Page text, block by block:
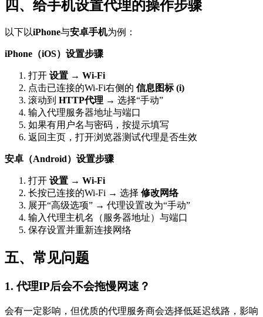
四、给手机设置代理的操作步骤
以下以iPhone与安卓手机为例：
iPhone（iOS）设置步骤
打开 设置 → Wi-Fi
点击已连接的Wi-Fi右侧的 信息图标 (i)
滚动到 HTTP代理 → 选择“手动”
输入代理服务器地址与端口
如果有用户名与密码，按提示填写
返回主页，打开浏览器测试代理是否生效
安卓（Android）设置步骤
打开 设置 → Wi-Fi
长按已连接的Wi-Fi → 选择 修改网络
展开“高级选项” → 代理设置改为“手动”
输入代理主机名（服务器地址）与端口
保存设置并重新连接网络
五、常见问题
1. 代理IP后会不会拖慢网速？
会有一定影响，但优质的代理服务商会选择低延迟线路，影响